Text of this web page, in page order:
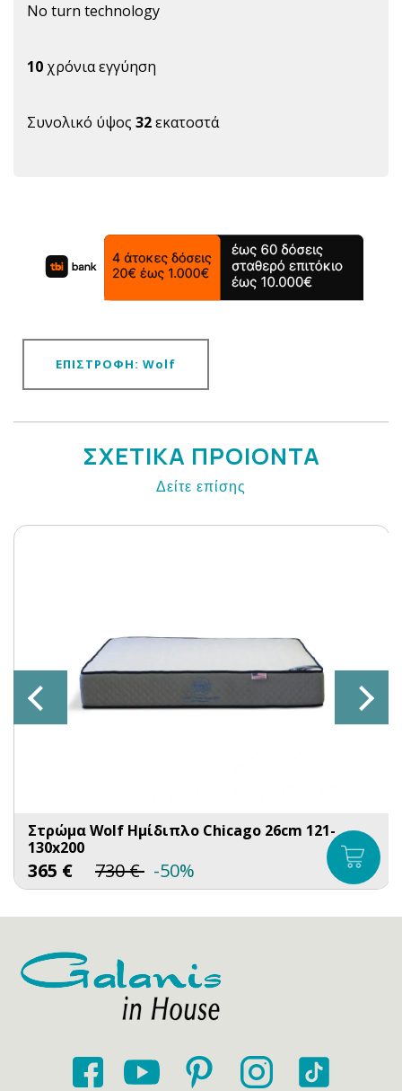
No turn technology
10 χρόνια εγγύηση
Συνολικό ύψος 32εκατοστά
ΕΠΙΣΤΡΟΦΗ: Wolf
ΣΧΕΤΙΚΑ ΠΡΟΙΟΝΤΑ
Δείτε επίσης
Στρώμα Wolf Ημίδιπλο Chicago 26cm 121-
130x200
365 € 730€ -50%